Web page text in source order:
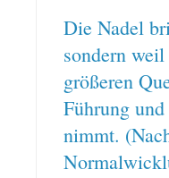
Die Nadel
sondern
größeren
Führung
nimmt.